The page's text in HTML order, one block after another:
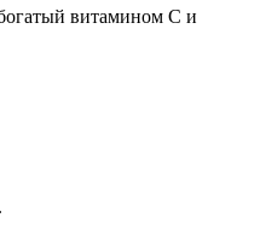
витамином С и